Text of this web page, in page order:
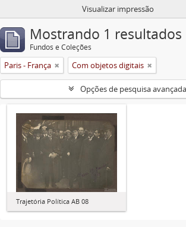
Visualizar impressão
Mostrando 1 resultados
Fundos e Coleções
Paris - França Com objetos digitais
Opções de pesquisa avançada
Trajetória Política AB 08